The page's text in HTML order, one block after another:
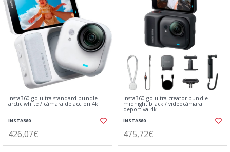
Insta360 go ultra standard bundle
arctic white / cámara de acción 4k
INSTA360
426,07€
Insta360 go ultra creator bundle
midnight black / videocámara
deportiva 4k
INSTA360
475,72€